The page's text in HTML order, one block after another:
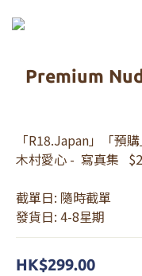
Premium
「R18.Japan」「預
木村愛心 -  寫真集
截單日: 隨時截單
發貨日: 4-8星期
HK$299.00